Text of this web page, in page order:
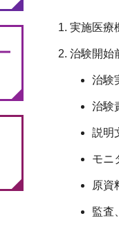
実施医療
治験開始
治験
治験
説明
モニ
原資
監査